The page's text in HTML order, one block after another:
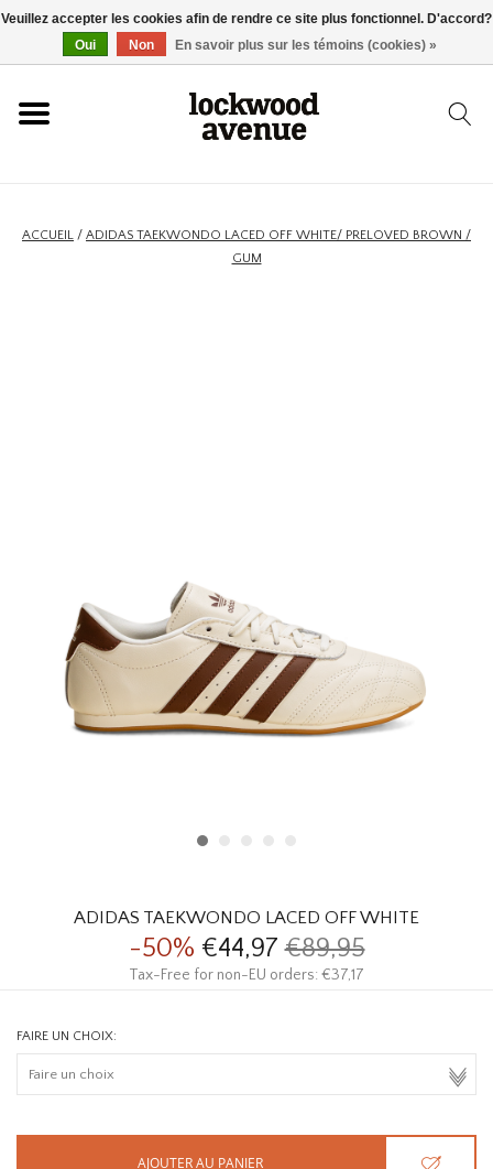
ACCUEIL
NOUVEAU
MARQUES
THE EDIT
ACCUEIL / ADIDAS TAEKWONDO LACED OFF WHITE/ PRELOVED BROWN /
GUM
ADIDAS TAEKWONDO LACED OFF WHITE
-50% €44,97€89,95
Tax-Free for non-EU orders: €37,17
FAIRE UN CHOIX:
AJOUTER AU PANIER
Veuillez accepter les cookies afin de rendre ce site plus fonctionnel. D'accord?
Oui
Non En savoir plus sur les témoins (cookies) »